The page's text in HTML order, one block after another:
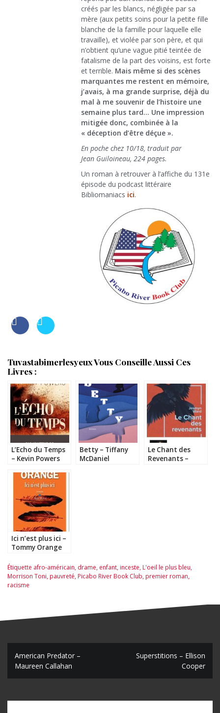
créés par les blancs, négligée par sa
mère (aux petits soins pour la petite fille
blanche de la famille pour laquelle elle
travaille), et violée par son père, et qui
n’obtient qu’une vague pitié teintée de
fatalisme de la part des voisins, est forte
et terrible. Mais même si des scènes
marquantes me restent en mémoire,
j’avais, à ma grande surprise, déjà du
mal à me souvenir de l’histoire une
semaine plus tard… Une impression
mitigée donc, combinée à la
« déception d’être déçue ».
En poche chez 10/18, traduit par
Jean Guiloineau, 224 pages.
Un roman à retrouver à l’affiche du 131e
épisode du podcast littéraire
Bibliomaniacs ici.
Tuvastabimerlesyeux Vous Conseille Aussi Ces
Livres :
L’Echo du Temps
– Kevin Powers
Betty – Tiffany
McDaniel
Le Chant des
Revenants –
Ici n’est plus ici –
Tommy Orange
Étiquette afro-américain, drame, enfant,inceste,L'oeil le plus bleu,
Morrison Toni,pauvreté,Picabo River Book Club,premier roman,
racisme
N
a
American Predator –
Maureen Callahan
Superstitions – Ellison
Cooper